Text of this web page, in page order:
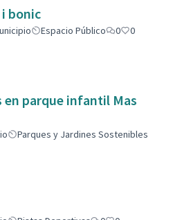
bonic
Espacio Público 0
0
en parque infantil Mas
Parques y Jardines Sostenibles